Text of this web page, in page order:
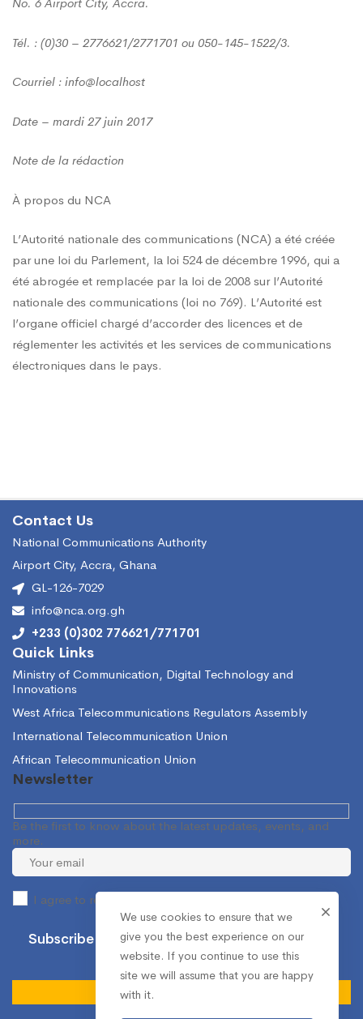
Tél. : (0)30 – 2776621/2771701 ou 050-145-1522/3.
Courriel : info@localhost
Date – mardi 27 juin 2017
Note de la rédaction
À propos du NCA
L’Autorité nationale des communications (NCA) a été créée
par une loi du Parlement, la loi 524 de décembre 1996, qui a
été abrogée et remplacée par la loi de 2008 sur l’Autorité
nationale des communications (loi no 769). L’Autorité est
l’organe officiel chargé d’accorder des licences et de
réglementer les activités et les services de communications
électroniques dans le pays.
Contact Us
National Communications Authority
Airport City, Accra, Ghana
GL-126-7029
info@nca.org.gh
+233 (0)302 776621/771701
Quick Links
Ministry of Communication, Digital Technology and
Innovations
West Africa Telecommunications Regulators Assembly
International Telecommunication Union
African Telecommunication Union
Newsletter
Be the first to know about the latest updates, events, and
more.
I agree to receive occasional information from the NCA.
We use cookies to ensure that we
give you the best experience on our
website. If you continue to use this
site we will assume that you are happy
with it.